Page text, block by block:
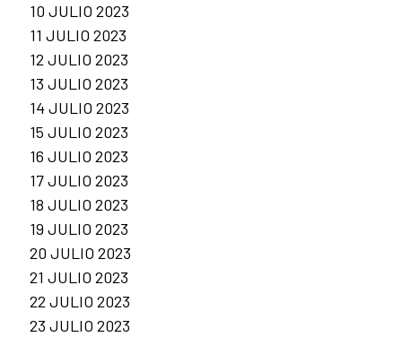
10 JULIO 2023
11 JULIO 2023
12 JULIO 2023
13 JULIO 2023
14 JULIO 2023
15 JULIO 2023
16 JULIO 2023
17 JULIO 2023
18 JULIO 2023
19 JULIO 2023
20 JULIO 2023
21 JULIO 2023
22 JULIO 2023
23 JULIO 2023